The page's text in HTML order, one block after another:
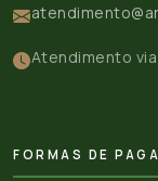
Atendimento
FORMAS DE